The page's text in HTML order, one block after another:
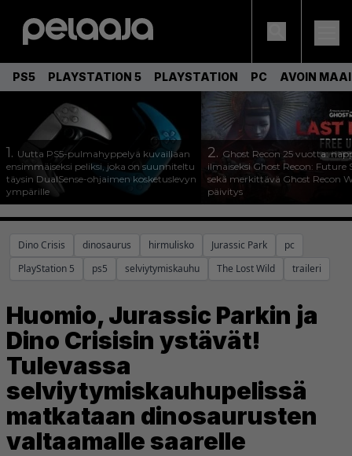
PS5 PLAYSTATION 5 PLAYSTATION PC AVOIN
1. Uutta PS5-pulmahyppelyä kuvaillaan
ensimmäiseksi peliksi, joka on suunniteltu
täysin DualSense-ohjaimen kosketuslevyn
ympärille
2. Ghost Recon 25 vuotta:
ilmaiseksi Ghost Recon: Future
sekä merkittävä Ghost Recon
päivitys
Dino Crisis dinosaurus hirmulisko Jurassic Park
pc
PlayStation 5
ps5 selviytymiskauhu The Lost Wild traileri
Huomio, Jurassic Parkin ja
Dino Crisisin ystävät!
Tulevassa
selviytymiskauhupelissä
matkataan dinosaurusten
valtaamalle saarelle